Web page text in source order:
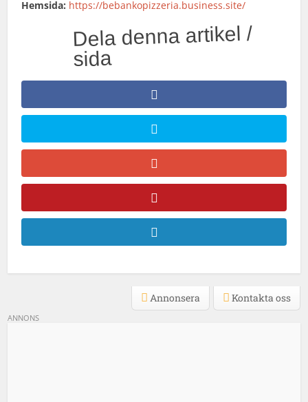
Hemsida: https://bebankopizzeria.business.site/
Dela denna artikel /
sida
Kontakta oss
Annonsera
ANNONS